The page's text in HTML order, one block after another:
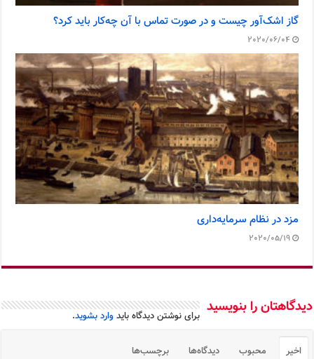
گاز اشک‌آور چیست و در صورت تماس با آن چه‌کار باید کرد؟
2020/06/04
مزد در نظام سرمایه‌داری
2020/05/19
دیدگاهتان را بنویسید برای نوشتن دیدگاه بایدوارد بشوید.
اخیر محبوب دیدگاه‌ها برچسب‌ها